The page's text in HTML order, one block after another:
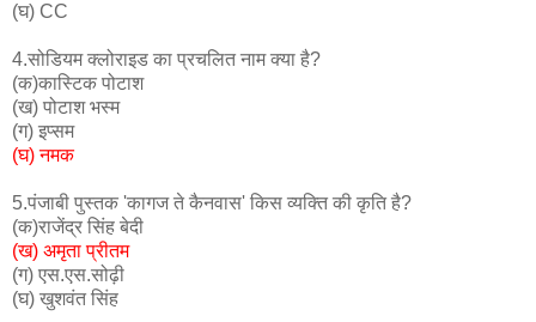
(घ) CC
4.सोडियम क्लोराइड का प्रचलित नाम क्या है?
(क)कास्टिक पोटाश
(ख) पोटाश भस्म
(ग) इप्सम
(घ) नमक
5.पंजाबी पुस्तक 'कागज ते कैनवास' किस व्यक्ति की कृति है?
(क)राजेंद्र सिंह बेदी
(ख) अमृता प्रीतम
(ग) एस.एस.सोढ़ी
(घ) खुशवंत सिंह